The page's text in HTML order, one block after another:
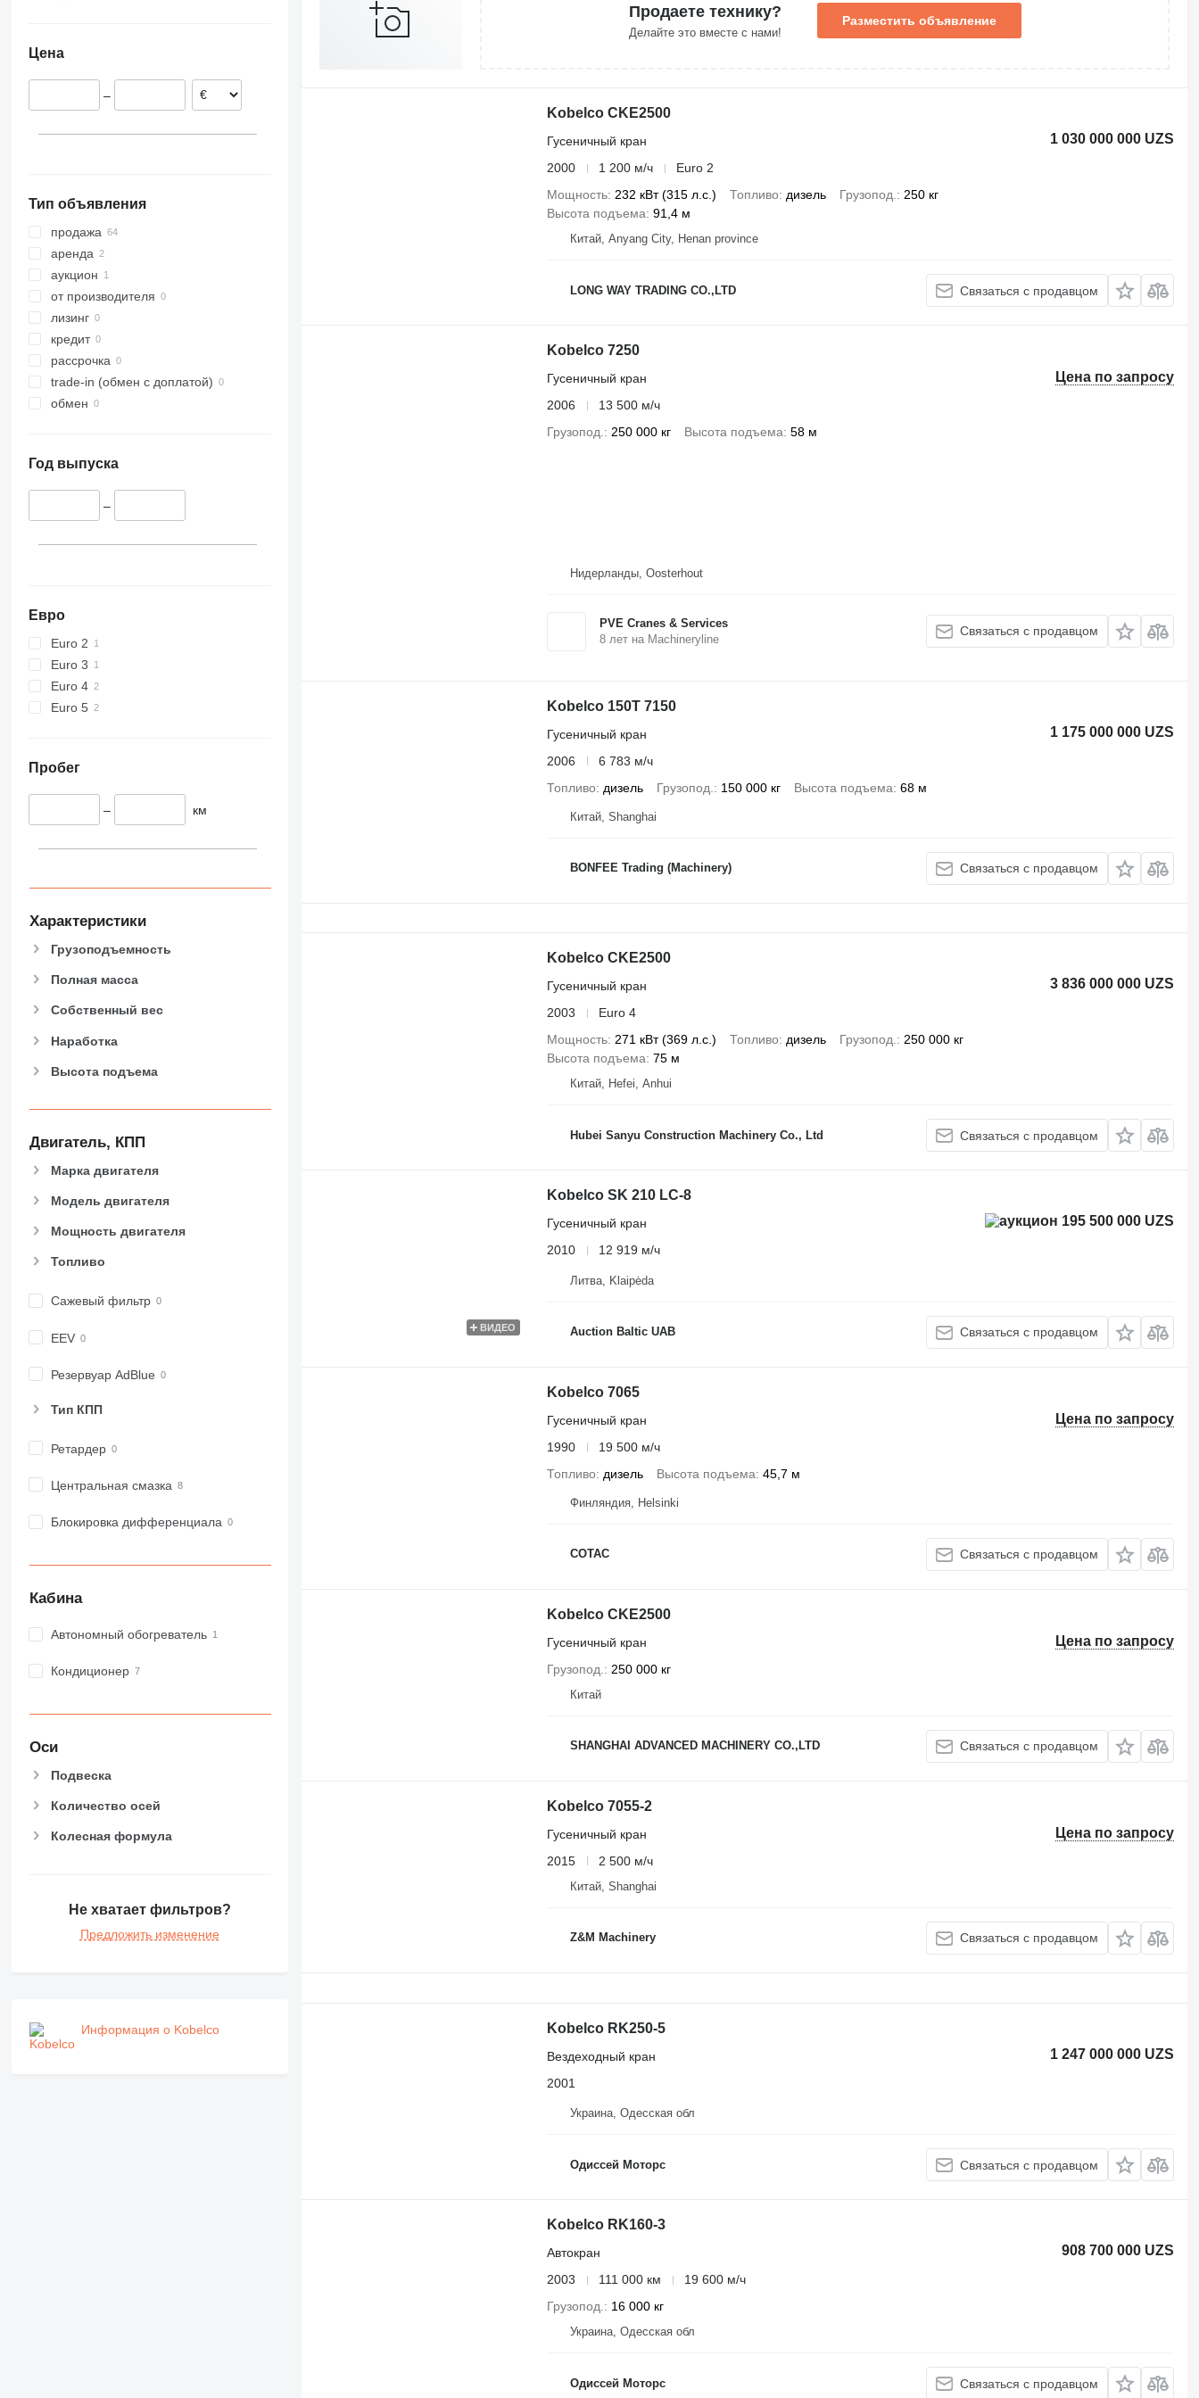
Греция
Великобритания
Цена
–
Тип объявления
продажа
аренда
аукцион
от производителя
лизинг
кредит
рассрочка
trade-in (обмен с доплатой)
обмен
Год выпуска
–
Евро
Euro 2
Euro 3
Euro 4
Euro 5
Пробег
– км
Характеристики
Грузоподъемность
Полная масса
Собственный вес
Наработка
Высота подъема
Двигатель, КПП
Марка двигателя
Модель двигателя
Мощность двигателя
Топливо
Сажевый фильтр
EEV
Резервуар AdBlue
Тип КПП
Ретардер
Центральная смазка
Блокировка дифференциала
Кабина
Автономный обогреватель
Кондиционер
Оси
Подвеска
Количество осей
Колесная формула
Не хватает фильтров?
Предложить изменение
Информация о Kobelco
Продаете технику?
Делайте это вместе с нами!
Разместить объявление
Kobelco CKE2500
1 030 000 000 UZS
Гусеничный кран
2000
1 200 м/ч
Euro 2
Мощность 232 кВт (315 л.с.) Топливо дизель Грузопод.
250 кг
Высота подъема 91,4 м
Китай, Anyang City, Henan province
LONG WAY TRADING CO.,LTD Связаться с продавцом
Kobelco 7250
Цена по запросу
Гусеничный кран
2006
13 500 м/ч
Грузопод.
250 000 кг Высота подъема 58 м
Нидерланды, Oosterhout
PVE Cranes & Services
8лет на Machineryline
Связаться с продавцом
Kobelco 150T 7150
1 175 000 000 UZS
Гусеничный кран
2006
6 783 м/ч
Топливо
дизель Грузопод. 150 000 кг Высота подъема 68 м
Китай, Shanghai
BONFEE Trading (Machinery) Связаться с продавцом
Kobelco CKE2500
3 836 000 000 UZS
Гусеничный кран
2003
Euro 4
Мощность 271 кВт (369 л.с.) Топливо дизель Грузопод. 250 000 кг
Высота подъема 75 м
Китай, Hefei, Anhui
Hubei Sanyu Construction Machinery Co., Ltd Связаться с продавцом
ВИДЕО
Kobelco SK 210 LC-8
195 500 000 UZS
Гусеничный кран
2010
12 919 м/ч
Литва, Klaipėda
Auction Baltic UAB Связаться с продавцом
Kobelco 7065
Цена по запросу
Гусеничный кран
1990
19 500 м/ч
Топливо
дизель Высота подъема 45,7 м
Финляндия, Helsinki
COTAC Связаться с продавцом
Kobelco CKE2500
Цена по запросу
Гусеничный кран
Грузопод.
250 000 кг
Китай
SHANGHAI ADVANCED MACHINERY CO.,LTD Связаться с продавцом
Kobelco 7055-2
Цена по запросу
Гусеничный кран
2015
2 500 м/ч
Китай, Shanghai
Z&M Machinery Связаться с продавцом
Kobelco RK250-5
1 247 000 000 UZS
Вездеходный кран
2001
Украина, Одесская обл
Одиссей Моторс Связаться с продавцом
Kobelco RK160-3
908 700 000 UZS
Автокран
2003
111 000 км
19 600 м/ч
Грузопод.
16 000 кг
Украина, Одесская обл
Одиссей Моторс Связаться с продавцом